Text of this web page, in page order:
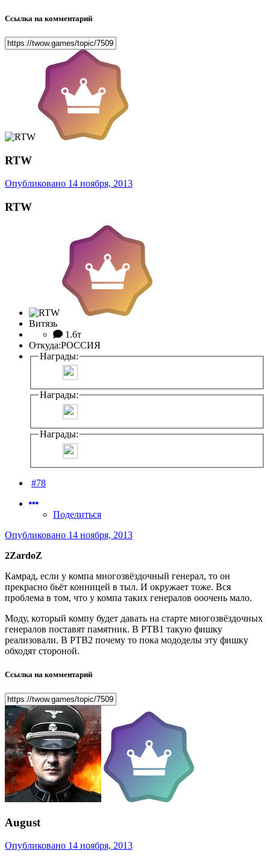
Ссылка на комментарий
RTW
Опубликовано 14 ноября, 2013
RTW
Витязь
1.6т
Откуда:РОССИЯ
Награды:
Награды:
Награды:
#78
Поделиться
Опубликовано 14 ноября, 2013
2ZardoZ
Камрад, если у компа многозвёздочный генерал, то он
прекрасно бьёт конницей в тыл. И окружает тоже. Вся
проблема в том, что у компа таких генералов ооочень мало.
Моду, который компу будет давать на старте многозвёздочных
генералов поставят памятник. В РТВ1 такую фишку
реализовали. В РТВ2 почему то пока мододелы эту фишку
обходят стороной.
Ссылка на комментарий
August
Опубликовано 14 ноября, 2013